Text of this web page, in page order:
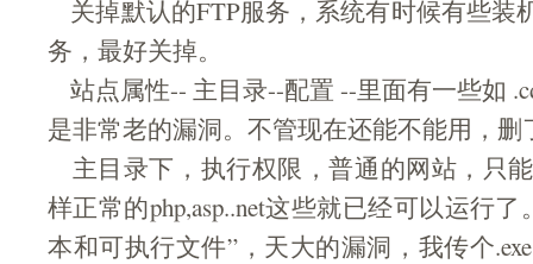
关掉默认的FTP服务，系统有时候有些装
务，最好关掉。
站点属性-- 主目录--配置 --里面有一些如
是非常老的漏洞。不管现在还能不能用，删
主目录下，执行权限，普通的网站，只
样正常的php,asp..net这些就已经可以运行
本和可执行文件”，天大的漏洞，我传个